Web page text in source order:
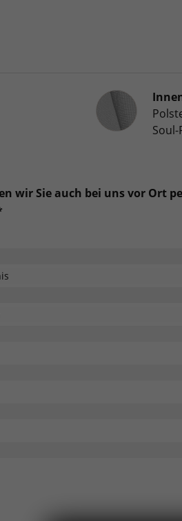
wir Sie auch bei uns vor Ort